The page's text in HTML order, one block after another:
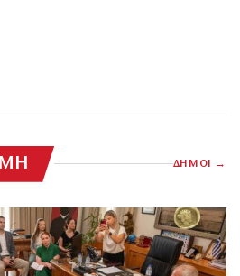
ΔΗΜΟΙ